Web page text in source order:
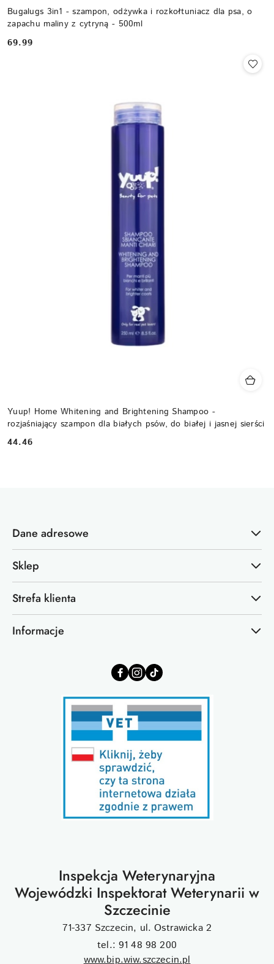
Bugalugs 3in1 - szampon, odżywka i rozkołtuniacz dla psa, o
zapachu maliny z cytryną - 500ml
Cena:
69.99
Yuup! Home Whitening and Brightening Shampoo -
rozjaśniający szampon dla białych psów, do białej i jasnej sierści
Cena:
44.46
Dane adresowe
Sklep
Strefa klienta
Informacje
Inspekcja Weterynaryjna
Wojewódzki Inspektorat Weterynarii w
Szczecinie
71-337 Szczecin, ul. Ostrawicka 2
tel.: 91 48 98 200
www.bip.wiw.szczecin.pl